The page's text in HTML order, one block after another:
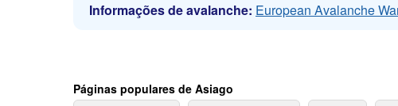
Informações de avalanche: European Avalanche
Páginas populares de Asiago